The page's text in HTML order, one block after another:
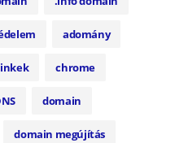
adomány
chrome
domain
domain megújítás